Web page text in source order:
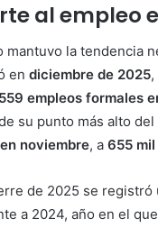
al empleo
mantuvo la tendencia
en diciembre de 2025
empleos formales
su punto más alto del
noviembre, a 655
de 2025 se registró
a 2024, año en el